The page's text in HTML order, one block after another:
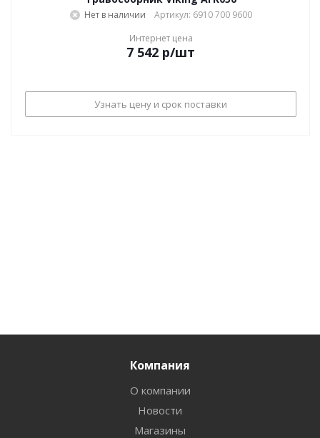
Нет в наличии
Артикул: 6910 700 9600
Интернет цена
7 542 р/шт
Узнать цену и срок поставки
Компания
О компании
Новости
Магазины